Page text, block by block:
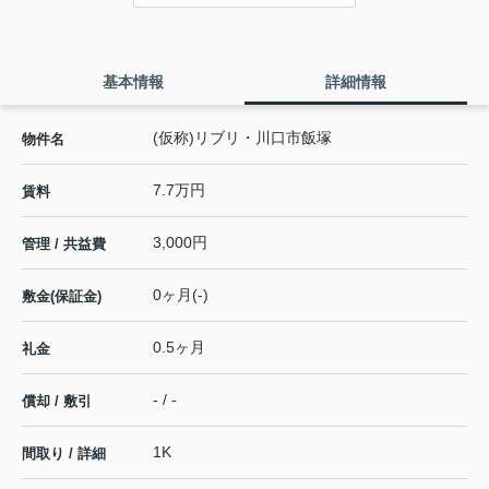
基本情報 詳細情報
物件名 (仮称)リブリ・川口市飯塚
賃料 7.7万円
管理 / 共益費 3,000円
敷金(保証金) 0ヶ月(-)
礼金 0.5ヶ月
償却 / 敷引 - / -
間取り / 詳細 1K